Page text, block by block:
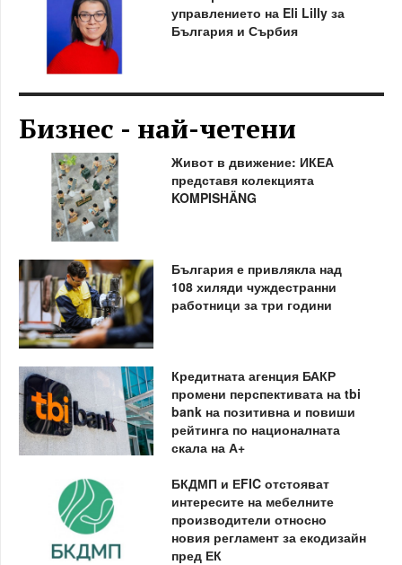
управлението на Eli Lilly за
България и Сърбия
Бизнес - най-четени
Живот в движение: ИКЕА
представя колекцията
KOMPISHÄNG
България е привлякла над
108 хиляди чуждестранни
работници за три години
Кредитната агенция БАКР
промени перспективата на tbi
bank на позитивна и повиши
рейтинга по националната
скала на А+
БКДМП и ЕFIC отстояват
интересите на мебелните
производители относно
новия регламент за екодизайн
пред ЕК